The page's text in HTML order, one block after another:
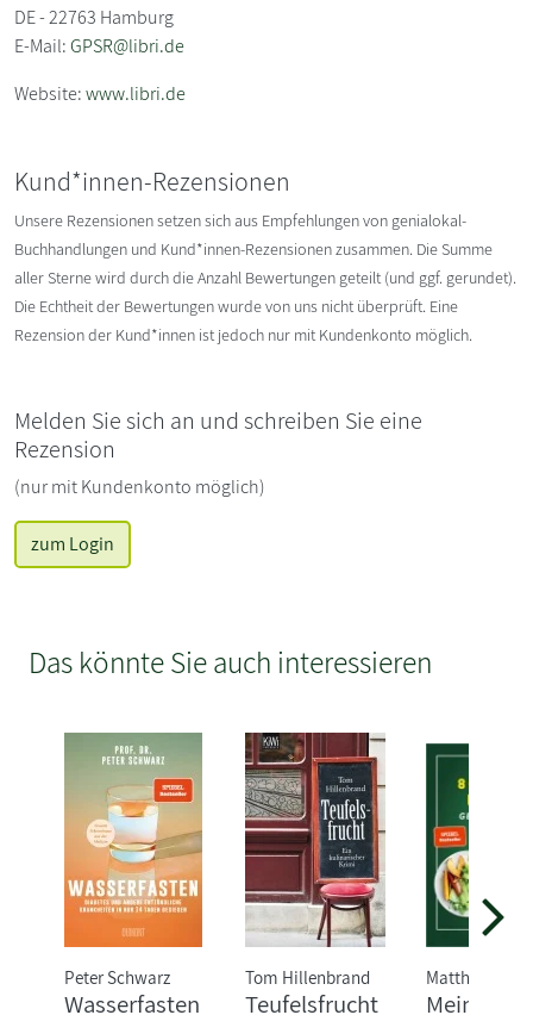
DE - 22763 Hamburg
E-Mail:GPSR@libri.de
Website:www.libri.de
Kund*innen-Rezensionen
Unsere Rezensionen setzen sich aus Empfehlungen von genialokal-
Buchhandlungen und Kund*innen-Rezensionen zusammen. Die Summe
aller Sterne wird durch die Anzahl Bewertungen geteilt (und ggf. gerundet).
Die Echtheit der Bewertungen wurde von uns nicht überprüft. Eine
Rezension der Kund*innen ist jedoch nur mit Kundenkonto möglich.
Melden Sie sich an und schreiben Sie eine
Rezension
(nur mit Kundenkonto möglich)
zum Login
Das könnte Sie auch interessieren
Peter Schwarz
Wasserfasten
Tom Hillenbrand
Teufelsfrucht
Matthias Riedl
Meine 80